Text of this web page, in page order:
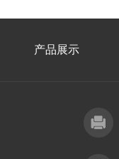
产品展示